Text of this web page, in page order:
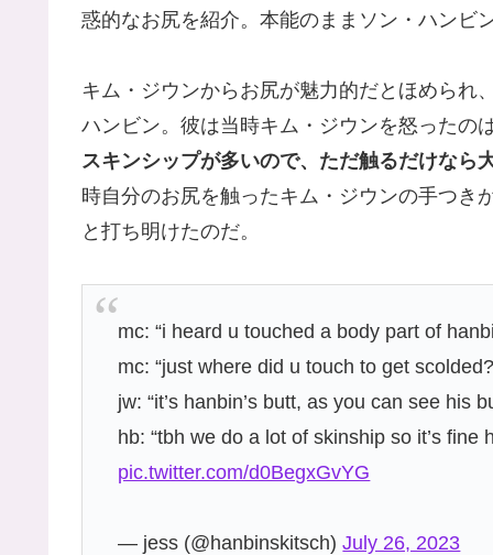
惑的なお尻を紹介。本能のままソン・ハンビ
キム・ジウンからお尻が魅力的だとほめられ
ハンビン。彼は当時キム・ジウンを怒ったの
スキンシップが多いので、ただ触るだけな
時自分のお尻を触ったキム・ジウンの手つき
と打ち明けたのだ。
mc: “i heard u touched a body part of
mc: “just where did u touch to get
jw: “it’s hanbin’s butt, as you can see his
hb: “tbh we do a lot of skinship so it’s
pic.twitter.com/d0BegxGvYG
— jess (@hanbinskitsch)July 26, 2023